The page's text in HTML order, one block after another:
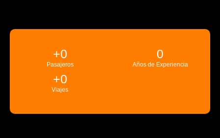
Pasajeros
+0
Años de Experiencia
0
Viajes
+0